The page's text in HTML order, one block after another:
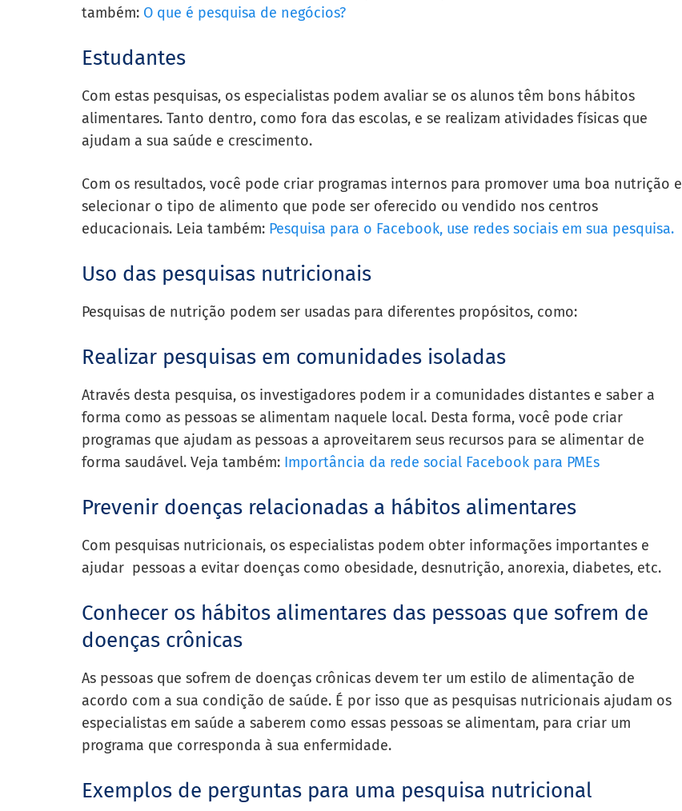
também: O que é pesquisa de negócios?
Estudantes
Com estas pesquisas, os especialistas podem avaliar se os alunos têm bons hábitos
alimentares. Tanto dentro, como fora das escolas, e se realizam atividades físicas que
ajudam a sua saúde e crescimento.
Com os resultados, você pode criar programas internos para promover uma boa nutrição e
selecionar o tipo de alimento que pode ser oferecido ou vendido nos centros
educacionais. Leia também: Pesquisa para o Facebook, use redes sociais em sua pesquisa.
Uso das pesquisas nutricionais
Pesquisas de nutrição podem ser usadas para diferentes propósitos, como:
Realizar pesquisas em comunidades isoladas
Através desta pesquisa, os investigadores podem ir a comunidades distantes e saber a
forma como as pessoas se alimentam naquele local. Desta forma, você pode criar
programas que ajudam as pessoas a aproveitarem seus recursos para se alimentar de
forma saudável. Veja também: Importância da rede social Facebook para PMEs
Prevenir doenças relacionadas a hábitos alimentares
Com pesquisas nutricionais, os especialistas podem obter informações importantes e
ajudar pessoas a evitar doenças como obesidade, desnutrição, anorexia, diabetes, etc.
Conhecer os hábitos alimentares das pessoas que sofrem de
doenças crônicas
As pessoas que sofrem de doenças crônicas devem ter um estilo de alimentação de
acordo com a sua condição de saúde. É por isso que as pesquisas nutricionais ajudam os
especialistas em saúde a saberem como essas pessoas se alimentam, para criar um
programa que corresponda à sua enfermidade.
Exemplos de perguntas para uma pesquisa nutricional